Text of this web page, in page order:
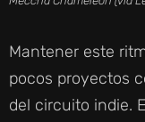
Mantener este
pocos proyectos
del circuito indie.